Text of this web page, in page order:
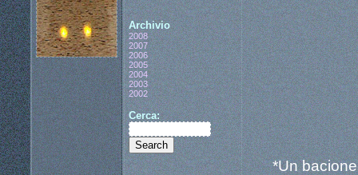
Archivio
2008
2007
2006
2005
2004
2003
2002
Cerca:
*Un